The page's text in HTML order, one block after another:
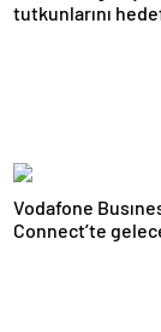
tutkunlarını
Vodafone
Connect’te